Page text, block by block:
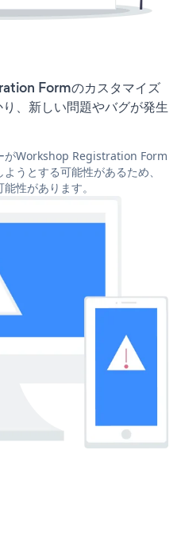
Formのカスタマイズ
、新しい問題やバグが発生
がWorkshop Registration Form
うとする可能性があるため、
性があります。